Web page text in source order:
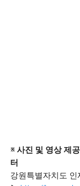
※ 사진 및 영상 제
터
강원특별자치도